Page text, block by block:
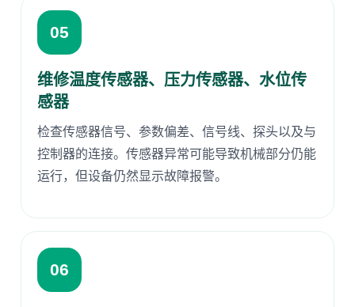
05
维修温度传感器、压力传感器、水位传
感器
检查传感器信号、参数偏差、信号线、探头以及与
控制器的连接。传感器异常可能导致机械部分仍能
运行，但设备仍然显示故障报警。
06